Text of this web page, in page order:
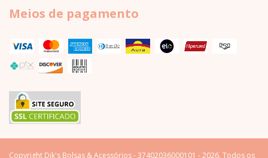
Meios de pagamento
Copyright Dik's Bolsas & Acessórios - 37402036000101 - 2026. Todos os